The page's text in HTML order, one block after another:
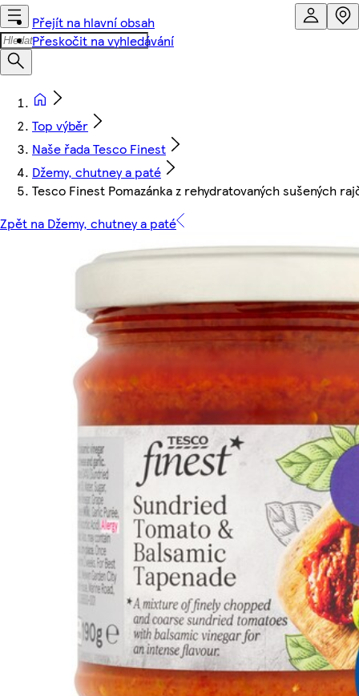
Přejít na hlavní obsah
Přeskočit na vyhledávání
Top výběr
Naše řada Tesco Finest
Džemy, chutney a paté
Tesco Finest Pomazánka z rehydratovaných sušených
Zpět na Džemy, chutney a paté